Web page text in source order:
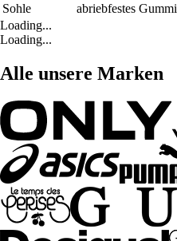
Sohle
abriebfestes Gummi
Loading...
Loading...
Alle unsere Marken